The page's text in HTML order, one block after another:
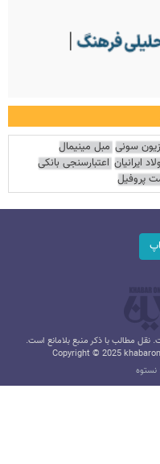
سونی مبل مینیمال
ایرانیان اعتبارسنجی بانکی
پروفیل
مطالب با ذکر منبع بلامانع است.
Copyright © 2025
نستوه